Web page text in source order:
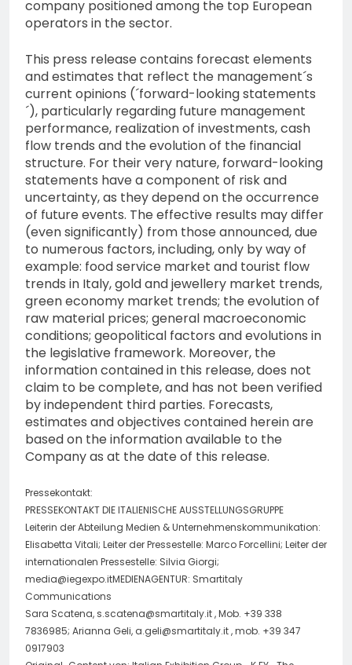
company positioned among the top European
operators in the sector.
This press release contains forecast elements
and estimates that reflect the management´s
current opinions (´forward-looking statements
´), particularly regarding future management
performance, realization of investments, cash
flow trends and the evolution of the financial
structure. For their very nature, forward-looking
statements have a component of risk and
uncertainty, as they depend on the occurrence
of future events. The effective results may differ
(even significantly) from those announced, due
to numerous factors, including, only by way of
example: food service market and tourist flow
trends in Italy, gold and jewellery market trends,
green economy market trends; the evolution of
raw material prices; general macroeconomic
conditions; geopolitical factors and evolutions in
the legislative framework. Moreover, the
information contained in this release, does not
claim to be complete, and has not been verified
by independent third parties. Forecasts,
estimates and objectives contained herein are
based on the information available to the
Company as at the date of this release.
Pressekontakt:
PRESSEKONTAKT DIE ITALIENISCHE AUSSTELLUNGSGRUPPE
Leiterin der Abteilung Medien & Unternehmenskommunikation:
Elisabetta Vitali; Leiter der Pressestelle: Marco Forcellini; Leiter der
internationalen Pressestelle: Silvia Giorgi;
media@iegexpo.itMEDIENAGENTUR: Smartitaly
Communications
Sara Scatena,s.scatena@smartitaly.it, Mob. +39 338
7836985; Arianna Geli, a.geli@smartitaly.it, mob. +39 347
0917903